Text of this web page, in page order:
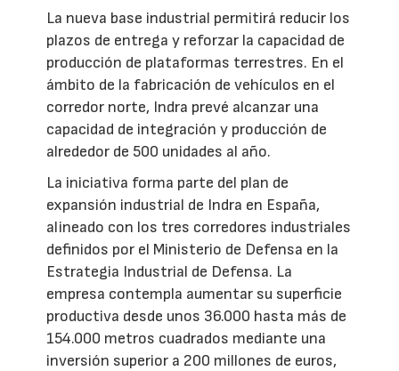
La nueva base industrial permitirá reducir los
plazos de entrega y reforzar la capacidad de
producción de plataformas terrestres. En el
ámbito de la fabricación de vehículos en el
corredor norte, Indra prevé alcanzar una
capacidad de integración y producción de
alrededor de 500 unidades al año.
La iniciativa forma parte del plan de
expansión industrial de Indra en España,
alineado con los tres corredores industriales
definidos por el Ministerio de Defensa en la
Estrategia Industrial de Defensa. La
empresa contempla aumentar su superficie
productiva desde unos 36.000 hasta más de
154.000 metros cuadrados mediante una
inversión superior a 200 millones de euros,